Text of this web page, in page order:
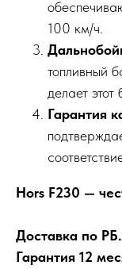
100 км/ч.
топливный
делает
Гарантия
Hors F230 —
Доставка по РБ.
Гарантия 12